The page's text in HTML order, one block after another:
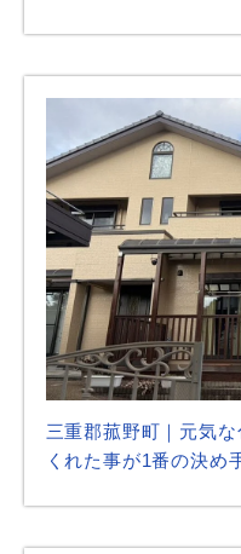
三重郡菰野町｜元気
くれた事が1番の決め